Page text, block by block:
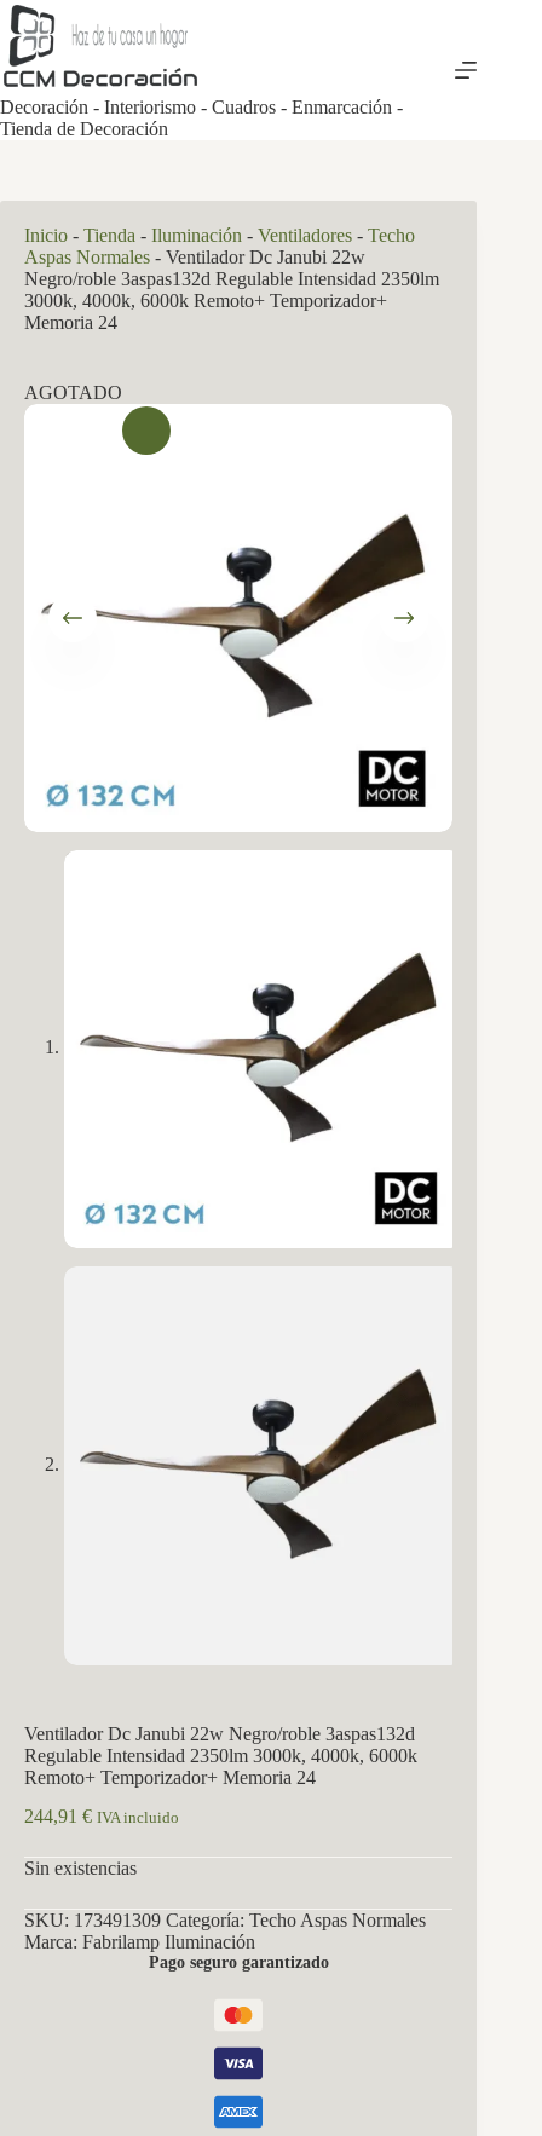
Saltar
al
contenido
Decoración - Interiorismo - Cuadros - Enmarcación -
Tienda de Decoración
Inicio - Tienda - Iluminación - Ventiladores - Techo
Aspas Normales - Ventilador Dc Janubi 22w
Negro/roble 3aspas132d Regulable Intensidad 2350lm
3000k, 4000k, 6000k Remoto+ Temporizador+
Memoria 24
AGOTADO
Ventilador Dc Janubi 22w Negro/roble 3aspas132d
Regulable Intensidad 2350lm 3000k, 4000k, 6000k
Remoto+ Temporizador+ Memoria 24
244,91 € IVA incluido
Sin existencias
SKU: 173491309 Categoría: Techo Aspas Normales
Marca: Fabrilamp Iluminación
Pago seguro garantizado